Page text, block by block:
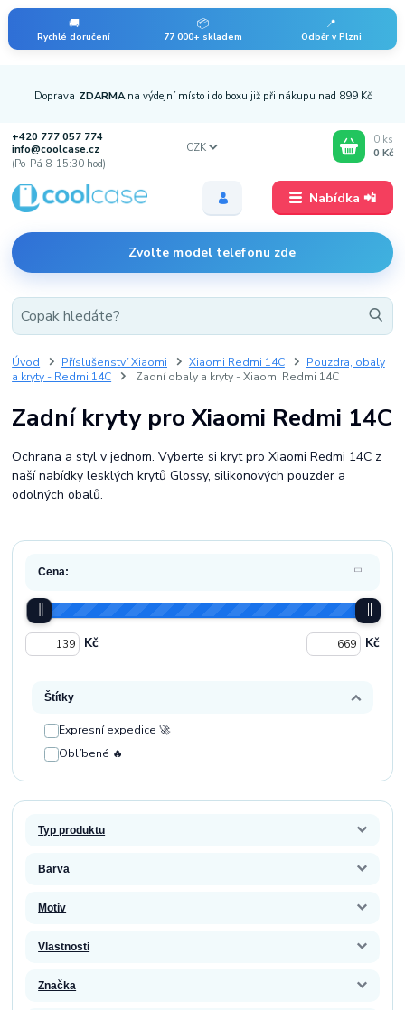
🚚
Rychlé doručení
📦
77 000+ skladem
📍
Odběr v Plzni
Nabídka 📲
Doprava ZDARMA na výdejní místo i do boxu již při nákupu nad 899 Kč
+420 777 057 774
info@coolcase.cz
(Po-Pá 8-15:30 hod)
Zvolte model telefonu zde
CZK
0 ks
0 Kč
Úvod Příslušenství Xiaomi Xiaomi Redmi 14C
Pouzdra, obaly
a kryty - Redmi 14C
Zadní obaly a kryty - Xiaomi Redmi 14C
Zadní kryty pro Xiaomi Redmi 14C
Ochrana a styl v jednom. Vyberte si kryt pro Xiaomi Redmi 14C z
naší nabídky lesklých krytů Glossy, silikonových pouzder a
odolných obalů.
Cena:
Kč Kč
Štítky
Expresní expedice 🚀
Oblíbené 🔥
Typ produktu
Barva
Motiv
Vlastnosti
Značka